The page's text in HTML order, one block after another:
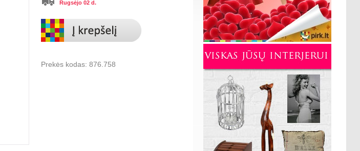
Rugsėjo 02 d.
Prekės kodas: 876.758